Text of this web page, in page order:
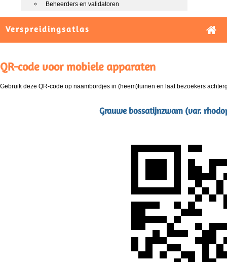
Beheerders en validatoren
Verspreidingsatlas
QR-code voor mobiele apparaten
Gebruik deze QR-code op naambordjes in (heem)tuinen en laat bezoekers
Grauwe bossatijnzwam (var.